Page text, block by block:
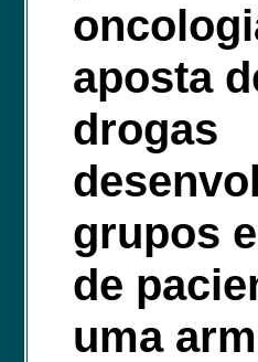
aposta
drogas
grupos
de
uma